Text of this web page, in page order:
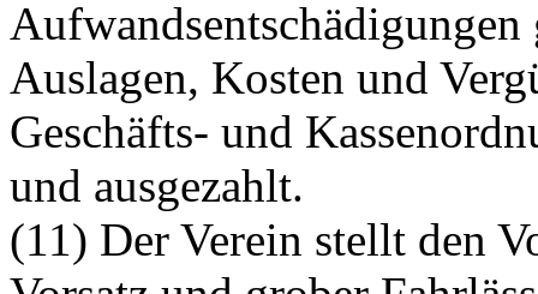
Auslagen, Kosten und
Geschäfts- und
und ausgezahlt.
(11) Der Verein stellt den